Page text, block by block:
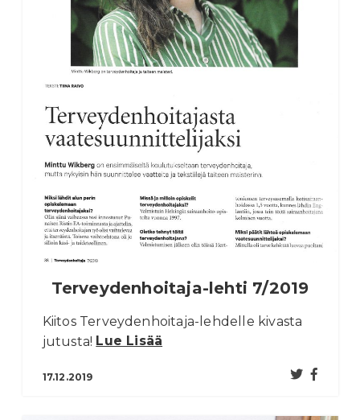
Terveydenhoitaja-lehti 7/2019
Kiitos Terveydenhoitaja-lehdelle kivasta
jutusta! Lue Lisää
17.12.2019